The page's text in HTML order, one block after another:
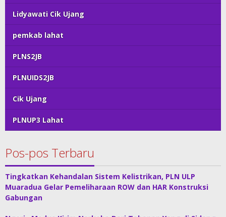
Lidyawati Cik Ujang
pemkab lahat
PLNS2JB
PLNUIDS2JB
Cik Ujang
PLNUP3 Lahat
Pos-pos Terbaru
Tingkatkan Kehandalan Sistem Kelistrikan, PLN ULP
Muaradua Gelar Pemeliharaan ROW dan HAR Konstruksi
Gabungan